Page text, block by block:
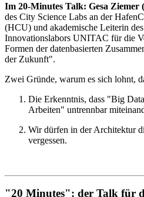
Im 20-Minutes Talk: Gesa Ziemer
des City Science Labs an der
(HCU) und akademische Leiterin
Innovationslabors UNITAC für die
Formen der datenbasierten
der Zukunft".
Zwei Gründe, warum es sich lohnt,
Die Erkenntnis, dass "Big
Arbeiten" untrennbar
Wir dürfen in der Architektur
vergessen.
"20 Minutes": der Talk für